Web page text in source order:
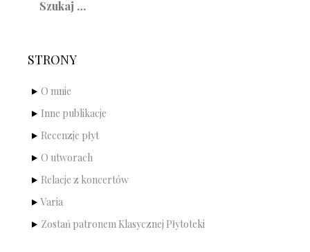
STRONY
O mnie
Inne publikacje
Recenzje płyt
O utworach
Relacje z koncertów
Varia
Zostań patronem Klasycznej Płytoteki